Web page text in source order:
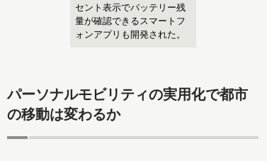
セント表示でバッテリー残
量が確認できるスマートフ
ォンアプリも開発された。
パーソナルモビリティの実用化で都市
の移動は変わるか